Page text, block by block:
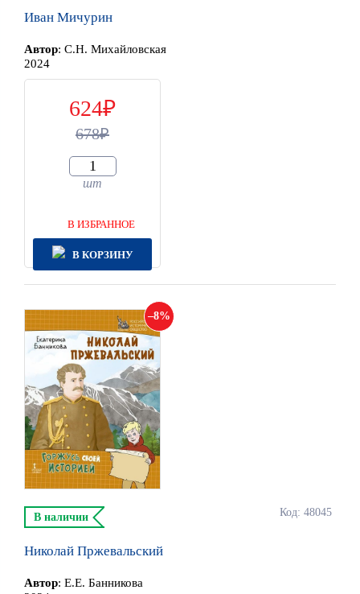
Иван Мичурин
Автор: С.Н. Михайловская
2024
624
678
шт
В ИЗБРАННОЕ
В КОРЗИНУ
8
Код: 48045
В наличии
Николай Пржевальский
Автор: Е.Е. Банникова